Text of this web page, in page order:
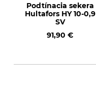
Podtínacia sekera
Hultafors HY 10-0,9
SV
91,90 €